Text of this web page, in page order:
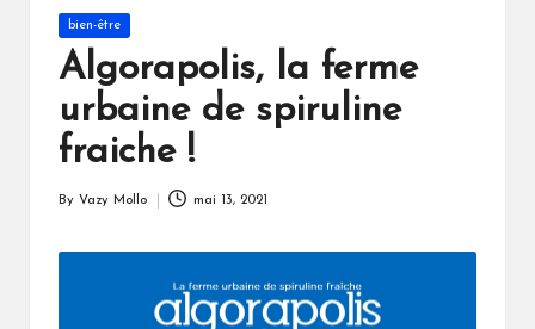
Posted
bien-être
Algorapolis, la ferme
urbaine de spiruline
fraiche !
By Vazy Mollo mai 13, 2021